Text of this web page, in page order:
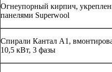
Огнеупорный кирпич,
панелями Superwool
Спирали Кантал А1,
10,5 кВт, 3 фазы